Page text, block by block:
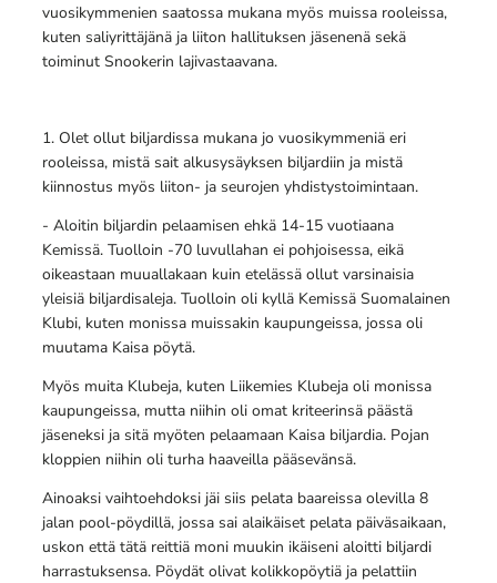
vuosikymmenien saatossa mukana myös muissa rooleissa,
kuten saliyrittäjänä ja liiton hallituksen jäsenenä sekä
toiminut Snookerin lajivastaavana.
1. Olet ollut biljardissa mukana jo vuosikymmeniä eri
rooleissa, mistä sait alkusysäyksen biljardiin ja mistä
kiinnostus myös liiton- ja seurojen yhdistystoimintaan.
- Aloitin biljardin pelaamisen ehkä 14-15 vuotiaana
Kemissä. Tuolloin -70 luvullahan ei pohjoisessa, eikä
oikeastaan muuallakaan kuin etelässä ollut varsinaisia
yleisiä biljardisaleja. Tuolloin oli kyllä Kemissä Suomalainen
Klubi, kuten monissa muissakin kaupungeissa, jossa oli
muutama Kaisa pöytä.
Myös muita Klubeja, kuten Liikemies Klubeja oli monissa
kaupungeissa, mutta niihin oli omat kriteerinsä päästä
jäseneksi ja sitä myöten pelaamaan Kaisa biljardia. Pojan
kloppien niihin oli turha haaveilla pääsevänsä.
Ainoaksi vaihtoehdoksi jäi siis pelata baareissa olevilla 8
jalan pool-pöydillä, jossa sai alaikäiset pelata päiväsaikaan,
uskon että tätä reittiä moni muukin ikäiseni aloitti biljardi
harrastuksensa. Pöydät olivat kolikkopöytiä ja pelattiin